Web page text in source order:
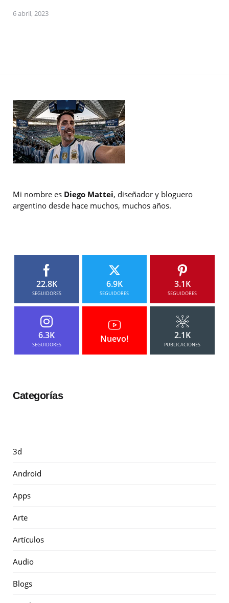
6 abril, 2023
Mi nombre es Diego Mattei, diseñador y bloguero
argentino desde hace muchos, muchos años.
22.8K
SEGUIDORES
6.9K
SEGUIDORES
3.1K
SEGUIDORES
6.3K
SEGUIDORES
Nuevo! 2.1K
PUBLICACIONES
Categorías
3d
Android
Apps
Arte
Artículos
Audio
Blogs